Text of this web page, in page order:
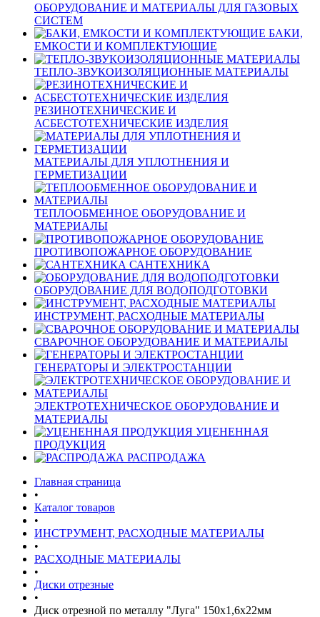
ОБОРУДОВАНИЕ И МАТЕРИАЛЫ ДЛЯ ГАЗОВЫХ
СИСТЕМ
БАКИ,
ЕМКОСТИ И КОМПЛЕКТУЮЩИЕ
ТЕПЛО-ЗВУКОИЗОЛЯЦИОННЫЕ МАТЕРИАЛЫ
РЕЗИНОТЕХНИЧЕСКИЕ И
АСБЕСТОТЕХНИЧЕСКИЕ ИЗДЕЛИЯ
МАТЕРИАЛЫ ДЛЯ УПЛОТНЕНИЯ И
ГЕРМЕТИЗАЦИИ
ТЕПЛООБМЕННОЕ ОБОРУДОВАНИЕ И
МАТЕРИАЛЫ
ПРОТИВОПОЖАРНОЕ ОБОРУДОВАНИЕ
САНТЕХНИКА
ОБОРУДОВАНИЕ ДЛЯ ВОДОПОДГОТОВКИ
ИНСТРУМЕНТ, РАСХОДНЫЕ МАТЕРИАЛЫ
СВАРОЧНОЕ ОБОРУДОВАНИЕ И МАТЕРИАЛЫ
ГЕНЕРАТОРЫ И ЭЛЕКТРОСТАНЦИИ
ЭЛЕКТРОТЕХНИЧЕСКОЕ ОБОРУДОВАНИЕ И
МАТЕРИАЛЫ
УЦЕНЕННАЯ
ПРОДУКЦИЯ
РАСПРОДАЖА
Главная страница
•
Каталог товаров
•
ИНСТРУМЕНТ, РАСХОДНЫЕ МАТЕРИАЛЫ
•
РАСХОДНЫЕ МАТЕРИАЛЫ
•
Диски отрезные
•
Диск отрезной по металлу "Луга" 150х1,6х22мм